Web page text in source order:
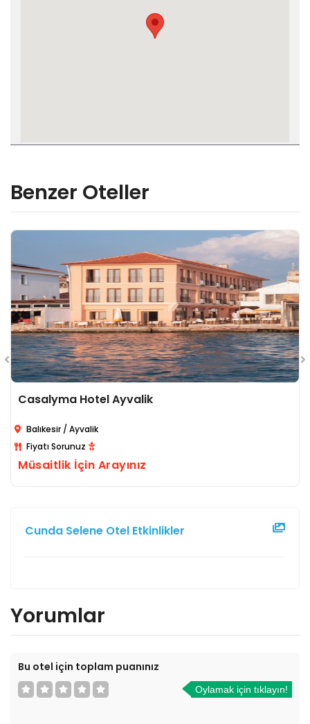
Benzer Oteller
Casalyma Hotel Ayvalik
Balıkesir / Ayvalik
Fiyatı Sorunuz
Müsaitlik İçin Arayınız
Cunda Selene Otel Etkinlikler
Yorumlar
Bu otel için toplam puanınız
Oylamak için tıklayın!